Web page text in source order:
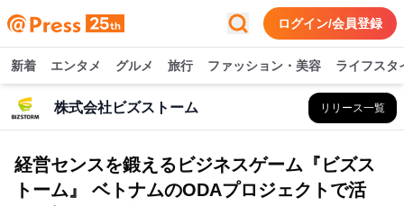
ログイン/会員登録
新着 エンタメ グルメ 旅行 ファッション・美容 ライフスタ
株式会社ビズストーム リリース一覧
経営センスを鍛えるビジネスゲーム『ビズス
トーム』 ベトナムのODAプロジェクトで活